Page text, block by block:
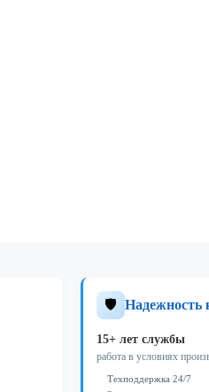
🛡️ Надежность
15+ лет службы
работа в условиях
Техподдержка 24/7